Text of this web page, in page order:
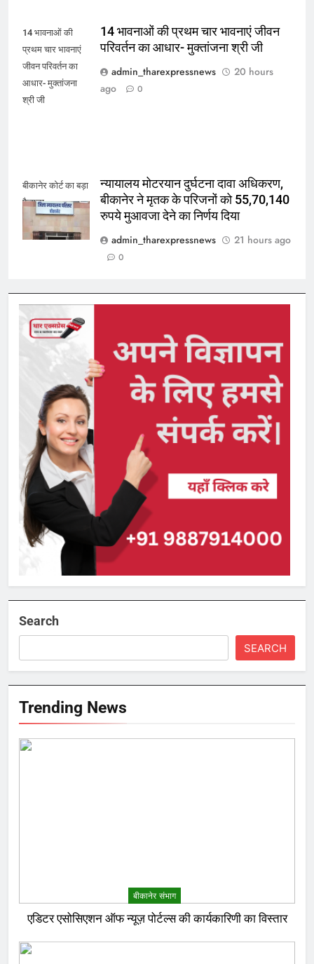
14 भावनाओं की
प्रथम चार भावनाएं
जीवन परिवर्तन का
आधार- मुक्तांजना
श्री जी
14 भावनाओं की प्रथम चार भावनाएं जीवन
परिवर्तन का आधार- मुक्तांजना श्री जी
admin_tharexpressnews
20 hours
ago
0
बीकानेर कोर्ट का बड़ा
फैसला
न्यायालय मोटरयान दुर्घटना दावा अधिकरण,
बीकानेर ने मृतक के परिजनों को 55,70,140
रुपये मुआवजा देने का निर्णय दिया
admin_tharexpressnews
21 hours ago
0
Search
SEARCH
Trending News
बीकानेर संभाग
एडिटर एसोसिएशन ऑफ न्यूज़ पोर्टल्स की कार्यकारिणी का विस्तार